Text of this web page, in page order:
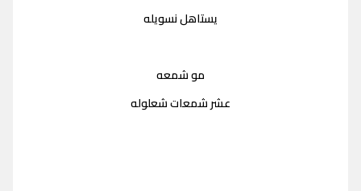
يستاهل نسويله
مو شمعه
عشر شمعات شعلوله